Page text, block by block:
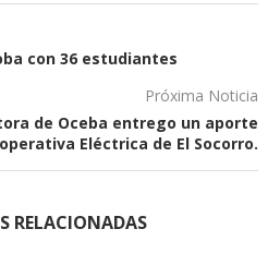
con 36 estudiantes
Próxima Noticia
de Oceba entrego un aporte
Eléctrica de El Socorro.
RELACIONADAS